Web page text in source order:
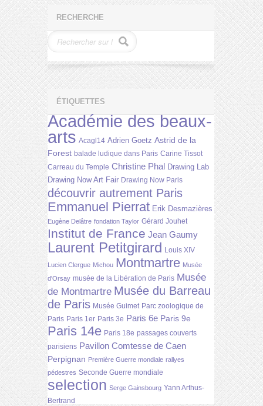
RECHERCHE
ÉTIQUETTES
Académie des beaux-
arts Acagl14 Adrien Goetz Astrid de la
Forest balade ludique dans Paris Carine Tissot
Carreau du Temple Christine Phal Drawing Lab
Drawing Now Art Fair Drawing Now Paris
découvrir autrement Paris
Emmanuel Pierrat Erik Desmazières
Eugène Delâtre fondation Taylor Gérard Jouhet
Institut de France Jean Gaumy
Laurent Petitgirard Louis XIV
Lucien Clergue Michou Montmartre Musée
d'Orsay musée de la Libération de Paris Musée
de Montmartre Musée du Barreau
de Paris Musée Guimet Parc zoologique de
Paris Paris 1er Paris 3e Paris 6e Paris 9e
Paris 14e Paris 18e passages couverts
parisiens Pavillon Comtesse de Caen
Perpignan Première Guerre mondiale rallyes
pédestres Seconde Guerre mondiale
selection Serge Gainsbourg Yann Arthus-
Bertrand